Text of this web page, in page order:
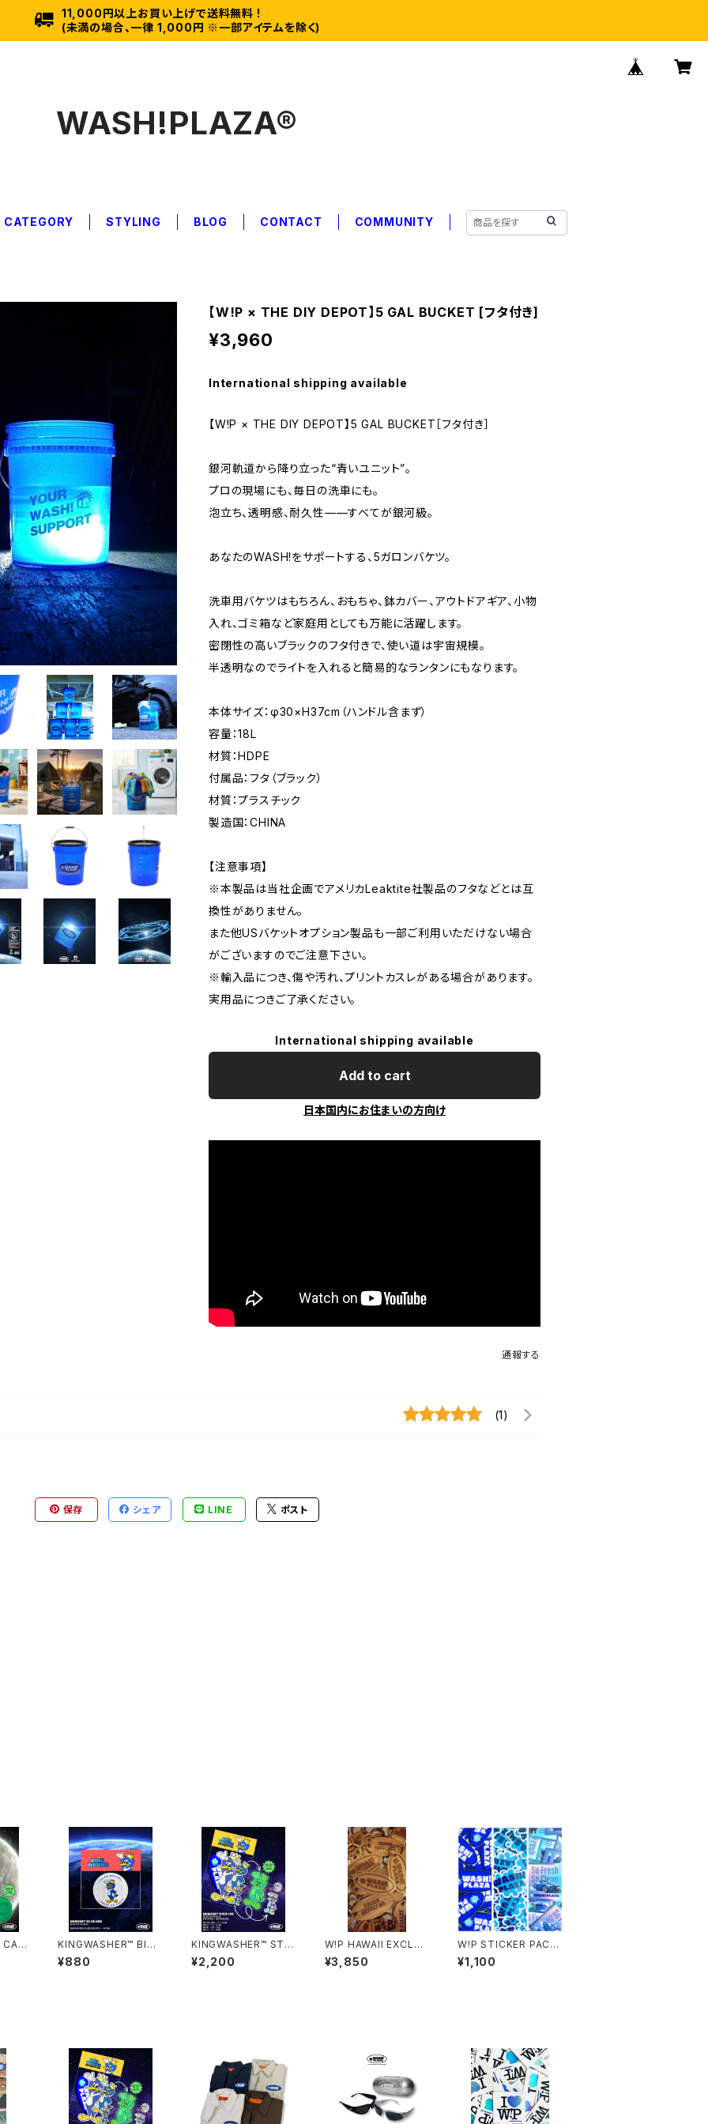
11,000円以上お買い上げで送料無料 !
(未満の場合、一律 1,000円 ※一部アイテムを除く)
WASH!PLAZA®︎
CATEGORY STYLING BLOG CONTACT COMMUNITY
【W!P × THE DIY DEPOT】5 GAL BUCKET [フタ付き]
¥3,960
International shipping available
【W!P × THE DIY DEPOT】5 GAL BUCKET［フタ付き］
銀河軌道から降り立った“青いユニット”。
プロの現場にも、毎日の洗車にも。
泡立ち、透明感、耐久性——すべてが銀河級。
あなたのWASH!をサポートする、5ガロンバケツ。
洗車用バケツはもちろん、おもちゃ、鉢カバー、アウトドアギア、小物
入れ、ゴミ箱など家庭用としても万能に活躍します。
密閉性の高いブラックのフタ付きで、使い道は宇宙規模。
半透明なのでライトを入れると簡易的なランタンにもなります。
本体サイズ：φ30×H37cm（ハンドル含まず）
容量：18L
材質：HDPE
付属品：フタ（ブラック）
材質：プラスチック
製造国：CHINA
【注意事項】
※本製品は当社企画でアメリカLeaktite社製品のフタなどとは互
換性がありません。
また他USバケットオプション製品も一部ご利用いただけない場合
がございますのでご注意下さい。
※輸入品につき、傷や汚れ、プリントカスレがある場合があります。
実用品につきご了承ください。
International shipping available
Add to cart
日本国内にお住まいの方向け
通報する
(1)
保存 シェア LINE ポスト
CAN
KINGWASHER™ BIG
CAN BADGE
¥880
KINGWASHER™ STIC
KER PACK
¥2,200
W!P HAWAII EXCLUS
IVE BAMBOO KEY T
AG
¥3,850
W!P STICKER PACK
(#001~003)
¥1,100